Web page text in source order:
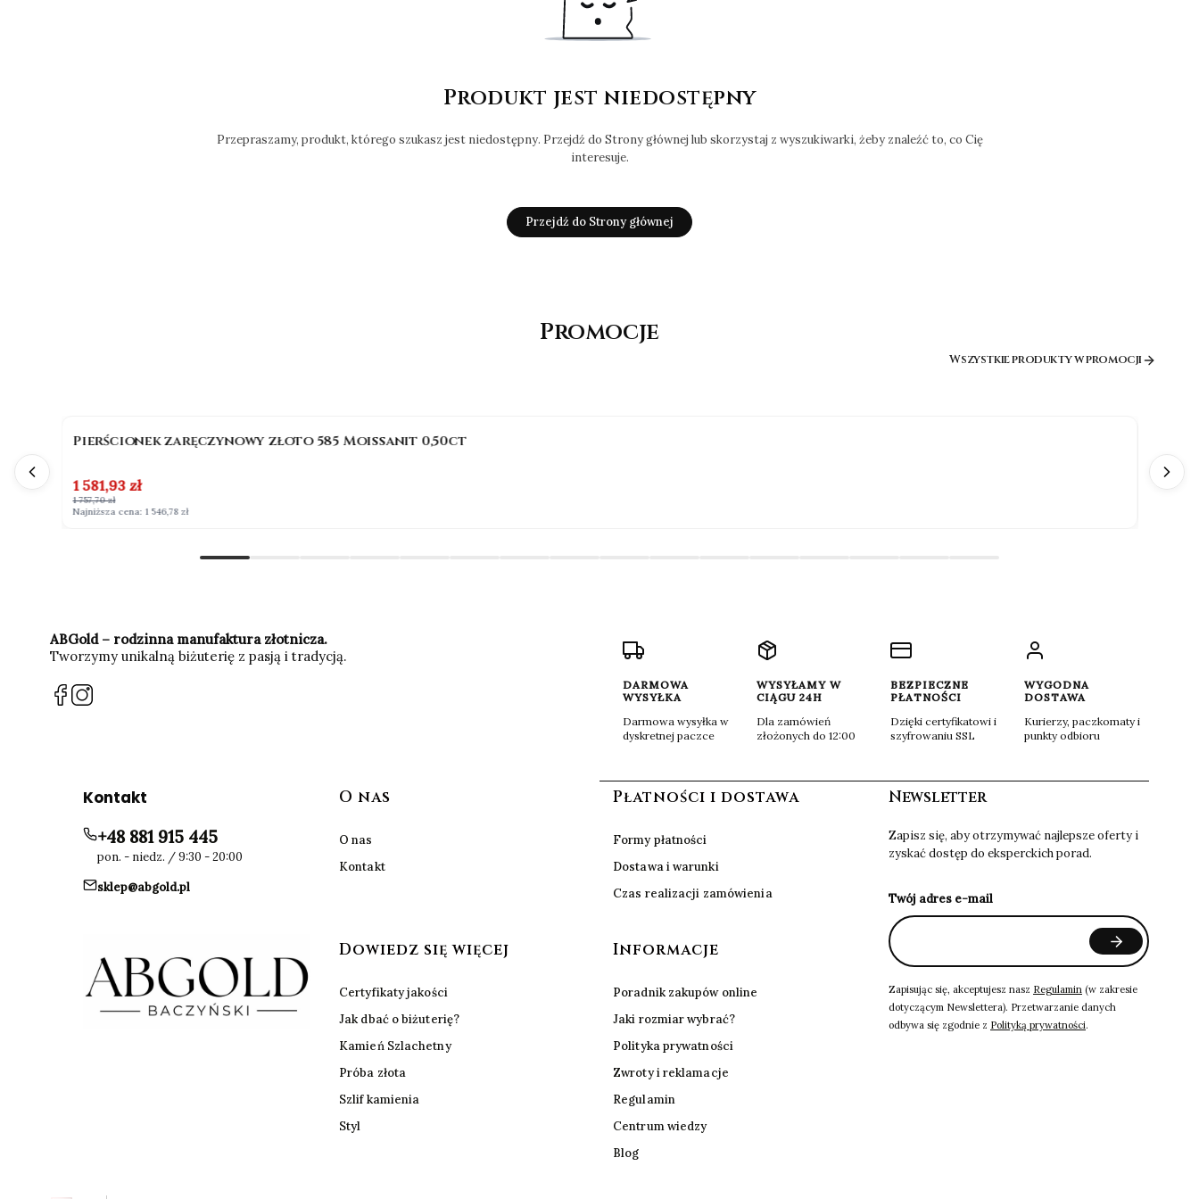
Produkt jest niedostępny
Przepraszamy, produkt, którego szukasz jest niedostępny. Przejdź do Strony głównej lub skorzystaj z wyszukiwarki, żeby znaleźć to, co Cię
interesuje.
Przejdź do Strony głównej
Promocje
Wszystkie produkty w promocji
Pierścionek zaręczynowy złoto 585 Moissanit 0,50ct
Cena promocyjna
1 581,93 zł
1 757,70 zł
Najniższa cena: 1 546,78 zł
ABGold – rodzinna manufaktura złotnicza.
Tworzymy unikalną biżuterię z pasją i tradycją.
(Otwiera
się
(Otwiera
DARMOWA
WYSYŁKA
Darmowa wysyłka w
dyskretnej paczce
WYSYŁAMY W
CIĄGU 24H
Dla zamówień
złożonych do 12:00
BEZPIECZNE
PŁATNOŚCI
Dzięki certyfikatowi i
szyfrowaniu SSL
WYGODNA
DOSTAWA
Kurierzy, paczkomaty i
punkty odbioru
Kontakt
+48 881 915 445
pon. - niedz. / 9:30 - 20:00
sklep@abgold.pl
Linki w stopce
O nas
O nas
Kontakt
Płatności i dostawa
Formy płatności
Dostawa i warunki
Czas realizacji zamówienia
Dowiedz się więcej
Certyfikaty jakości
Jak dbać o biżuterię?
Kamień Szlachetny
Próba złota
Szlif kamienia
Styl
Informacje
Poradnik zakupów online
Jaki rozmiar wybrać?
Polityka prywatności
Zwroty i reklamacje
Regulamin
Centrum wiedzy
Blog
Newsletter
Zapisz się, aby otrzymywać najlepsze oferty i
zyskać dostęp do eksperckich porad.
Twój adres e-mail
Zapisując się, akceptujesz nasz Regulamin (w zakresie
dotyczącym Newslettera). Przetwarzanie danych
odbywa się zgodnie z Polityką prywatności.